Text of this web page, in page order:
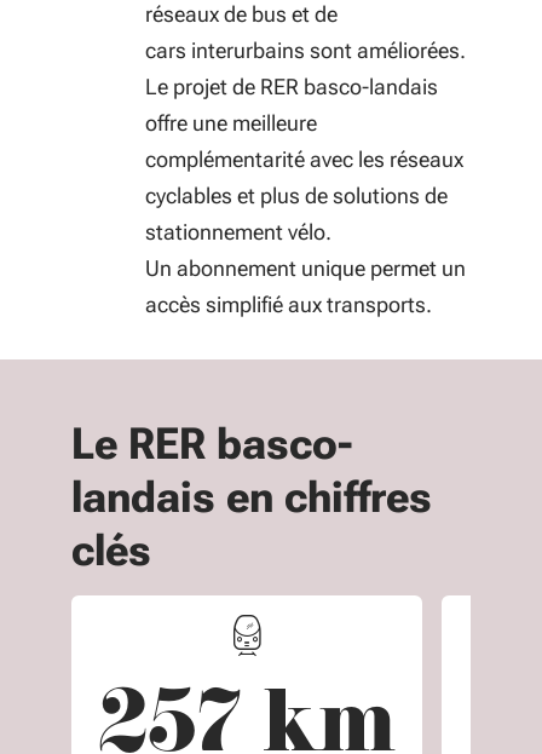
réseaux de bus et de
cars interurbains sont améliorées.
Le projet de RER basco-landais
offre une meilleure
complémentarité avec les réseaux
cyclables et plus de solutions de
stationnement vélo.
Un abonnement unique permet un
accès simplifié aux transports.
Le RER basco-
landais en chiffres
clés